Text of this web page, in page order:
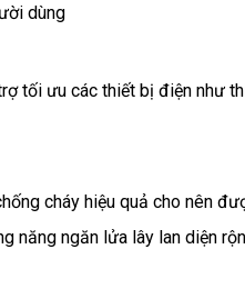
dùng
tối ưu các thiết bị điện
cháy hiệu quả cho nên
năng ngăn lửa lây lan diện